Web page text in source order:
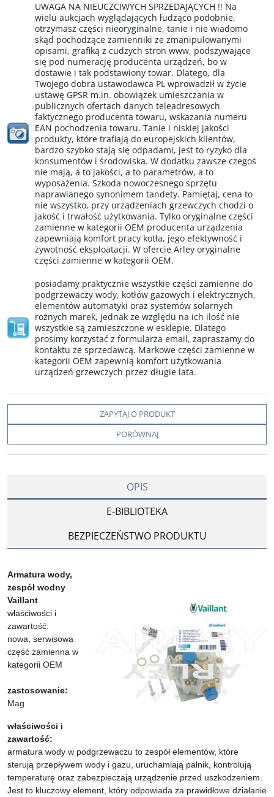
UWAGA NA NIEUCZCIWYCH SPRZEDAJĄCYCH !! Na
wielu aukcjach wyglądających łudząco podobnie,
otrzymasz części nieoryginalne, tanie i nie wiadomo
skąd pochodzące zamienniki ze zmanipulowanymi
opisami, grafiką z cudzych stron www, podszywające
się pod numerację producenta urządzeń, bo w
dostawie i tak podstawiony towar. Dlatego, dla
Twojego dobra ustawodawca PL wprowadził w życie
ustawę GPSR m.in. obowiązek umieszczania w
publicznych ofertach danych teleadresowych
faktycznego producenta towaru, wskazania numeru
EAN pochodzenia towaru. Tanie i niskiej jakości
produkty, które trafiają do europejskich klientów,
bardzo szybko stają się odpadami, jest to ryzyko dla
konsumentów i środowiska. W dodatku zawsze czegoś
nie mają, a to jakości, a to parametrów, a to
wyposażenia. Szkoda nowoczesnego sprzętu
naprawianego synonimem tandety. Pamiętaj, cena to
nie wszystko, przy urządzeniach grzewczych chodzi o
jakość i trwałość użytkowania. Tylko oryginalne części
zamienne w kategorii OEM producenta urządzenia
zapewniają komfort pracy kotła, jego efektywność i
żywotność eksploatacji. W ofercie Arley oryginalne
części zamienne w kategorii OEM.
posiadamy praktycznie wszystkie części zamienne do
podgrzewaczy wody, kotłów gazowych i elektrycznych,
elementów automatyki oraz systemów solarnych
rożnych marek, jednak ze względu na ich ilość nie
wszystkie są zamieszczone w esklepie. Dlatego
prosimy korzystać z formularza email, zapraszamy do
kontaktu ze sprzedawcą. Markowe części zamienne w
kategorii OEM zapewnią komfort użytkowania
urządzeń grzewczych przez długie lata.
ZAPYTAJ O PRODUKT
PORÓWNAJ
OPIS
E-BIBLIOTEKA
BEZPIECZEŃSTWO PRODUKTU
Armatura wody,
zespół wodny
Vaillant
właściwości i
zawartość:
nowa, serwisowa
część zamienna w
kategorii OEM
zastosowanie:
Mag
właściwości i
zawartość:
armatura wody w podgrzewaczu to zespół elementów, które
sterują przepływem wody i gazu, uruchamiają palnik, kontrolują
temperaturę oraz zabezpieczają urządzenie przed uszkodzeniem.
Jest to kluczowy element, który odpowiada za prawidłowe działanie